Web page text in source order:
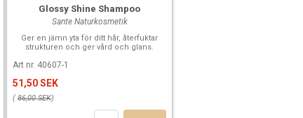
Glossy Shine Shampoo
Sante Naturkosmetik
Ger en jämn yta för ditt hår, återfuktar
strukturen och ger vård och glans.
Art nr. 40607-1
51,50 SEK
( 86,00 SEK)